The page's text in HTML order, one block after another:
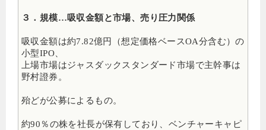
３．規模…吸収金額と市場、売り圧力関係
吸収金額は約7.82億円（想定価格ベースOA分含む）の
小型IPO、
上場市場はジャスダックスタンダード市場で主幹事は
野村證券。
殆どが公募によるもの。
約90％の株を社長が保有しており、ベンチャーキャピ